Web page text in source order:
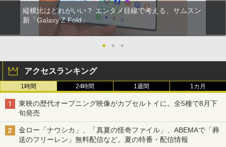
縦横比はどれがいい？ エンタメ目線で考える、サムスン
新「Galaxy Z Fold」
● ● ●
アクセスランキング
1時間 24時間 1週間 1カ月
東映の歴代オープニング映像がカプセルトイに。全5種で8月下
旬発売
金ロー「ナウシカ」、「真夏の怪奇ファイル」、ABEMAで「葬
送のフリーレン」無料配信など。夏の特番・配信情報